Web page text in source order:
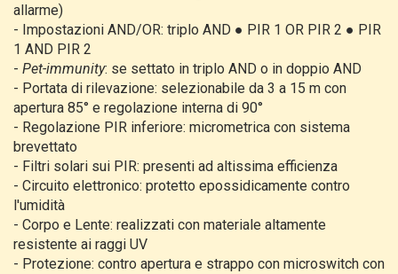
allarme)
- Impostazioni AND/OR: triplo AND ● PIR 1 OR PIR 2 ● PIR
1 AND PIR 2
- Pet-immunity: se settato in triplo AND o in doppio AND
- Portata di rilevazione: selezionabile da 3 a 15 m con
apertura 85° e regolazione interna di 90°
- Regolazione PIR inferiore: micrometrica con sistema
brevettato
- Filtri solari sui PIR: presenti ad altissima efficienza
- Circuito elettronico: protetto epossidicamente contro
l'umidità
- Corpo e Lente: realizzati con materiale altamente
resistente ai raggi UV
- Protezione: contro apertura e strappo con microswitch con